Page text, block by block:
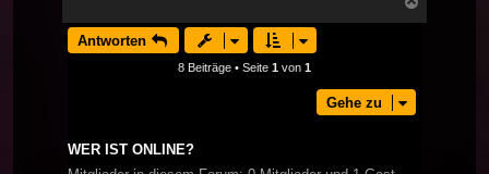
oben
Antworten
8 Beiträge • Seite 1 von 1
Gehe zu
WER IST ONLINE?